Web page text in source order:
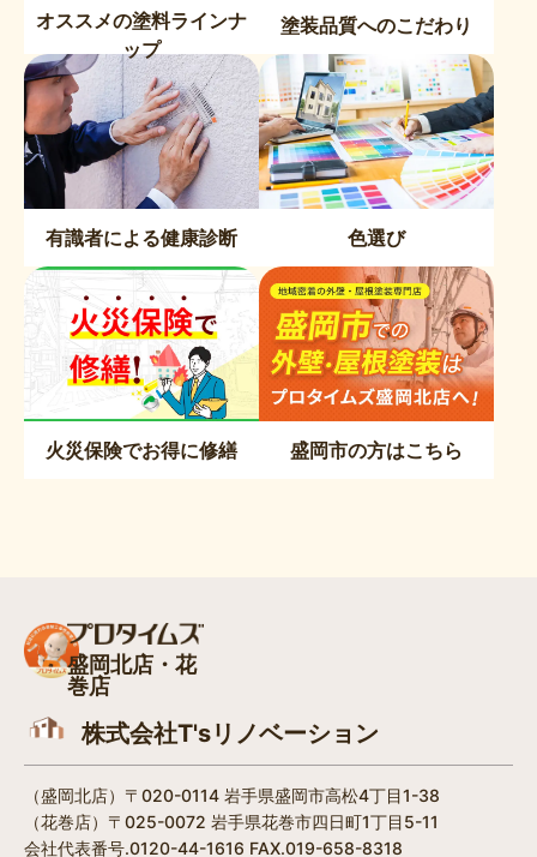
オススメの塗料ラインナ
ップ
塗装品質へのこだわり
有識者による健康診断 色選び
火災保険でお得に修繕 盛岡市の方はこちら
盛岡北店・花
巻店
株式会社T'sリノベーション
（盛岡北店）〒020-0114 岩手県盛岡市高松4丁目1-38​
（花巻店）〒025-0072 岩手県花巻市四日町1丁目5-11
会社代表番号.0120-44-1616 FAX.019-658-8318